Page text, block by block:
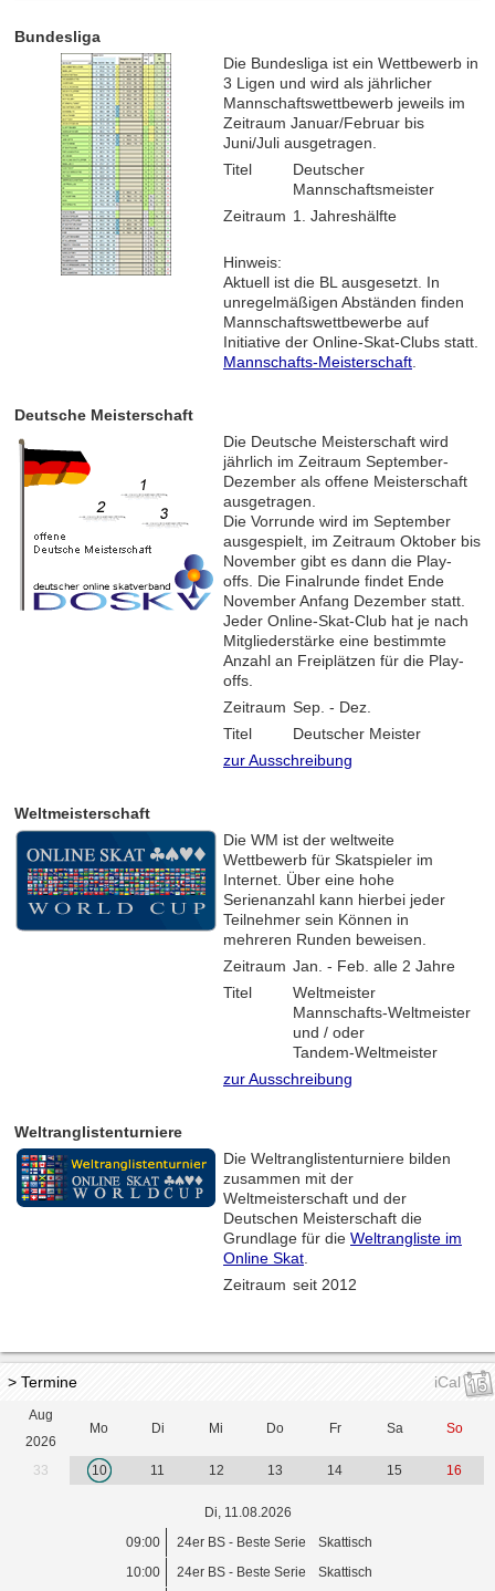
Bundesliga
Die Bundesliga ist ein Wettbewerb in
3 Ligen und wird als jährlicher
Mannschaftswettbewerb jeweils im
Zeitraum Januar/Februar bis
Juni/Juli ausgetragen.
Titel
Deutscher
Mannschaftsmeister
Zeitraum 1. Jahreshälfte
Hinweis:
Aktuell ist die BL ausgesetzt. In
unregelmäßigen Abständen finden
Mannschaftswettbewerbe auf
Initiative der Online-Skat-Clubs statt.
Mannschafts-Meisterschaft
Deutsche Meisterschaft
Die Deutsche Meisterschaft wird
jährlich im Zeitraum September-
Dezember als offene Meisterschaft
ausgetragen.
Die Vorrunde wird im September
ausgespielt, im Zeitraum Oktober bis
November gibt es dann die Play-
offs. Die Finalrunde findet Ende
November Anfang Dezember statt.
Jeder Online-Skat-Club hat je nach
Mitgliederstärke eine bestimmte
Anzahl an Freiplätzen für die Play-
offs.
Zeitraum Sep. - Dez.
Titel
Deutscher Meister
zur Ausschreibung
Weltmeisterschaft
Die WM ist der weltweite
Wettbewerb für Skatspieler im
Internet. Über eine hohe
Serienanzahl kann hierbei jeder
Teilnehmer sein Können in
mehreren Runden beweisen.
Zeitraum Jan. - Feb. alle 2 Jahre
Titel
Weltmeister
Mannschafts-Weltmeister
und / oder
Tandem-Weltmeister
zur Ausschreibung
Weltranglistenturniere
Die Weltranglistenturniere bilden
zusammen mit der
Weltmeisterschaft und der
Deutschen Meisterschaft die
Grundlage für die Weltrangliste im
Online Skat
Zeitraum seit 2012
> Termine iCal
Aug
2026
Mo Di Mi Do Fr Sa So
33 10 11 12 13 14 15 16
Di, 11.08.2026
09:00
24er BS - Beste Serie
Skattisch
10:00
24er BS - Beste Serie Skattisch